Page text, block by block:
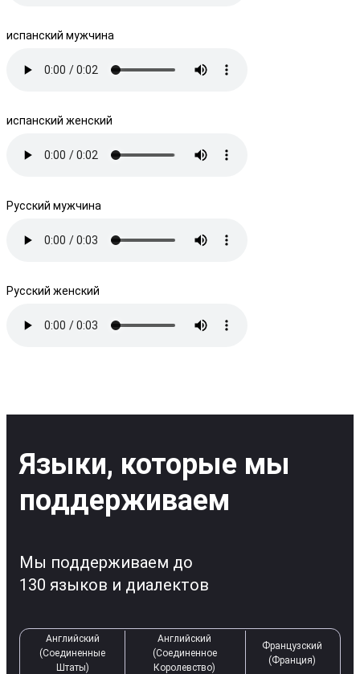
испанский мужчина
испанский женский
Русский мужчина
Русский женский
Языки, которые мы
поддерживаем
Мы поддерживаем до
130 языков и диалектов
Английский
(Соединенные
Штаты)
Английский
(Соединенное
Королевство)
Французский
(Франция)